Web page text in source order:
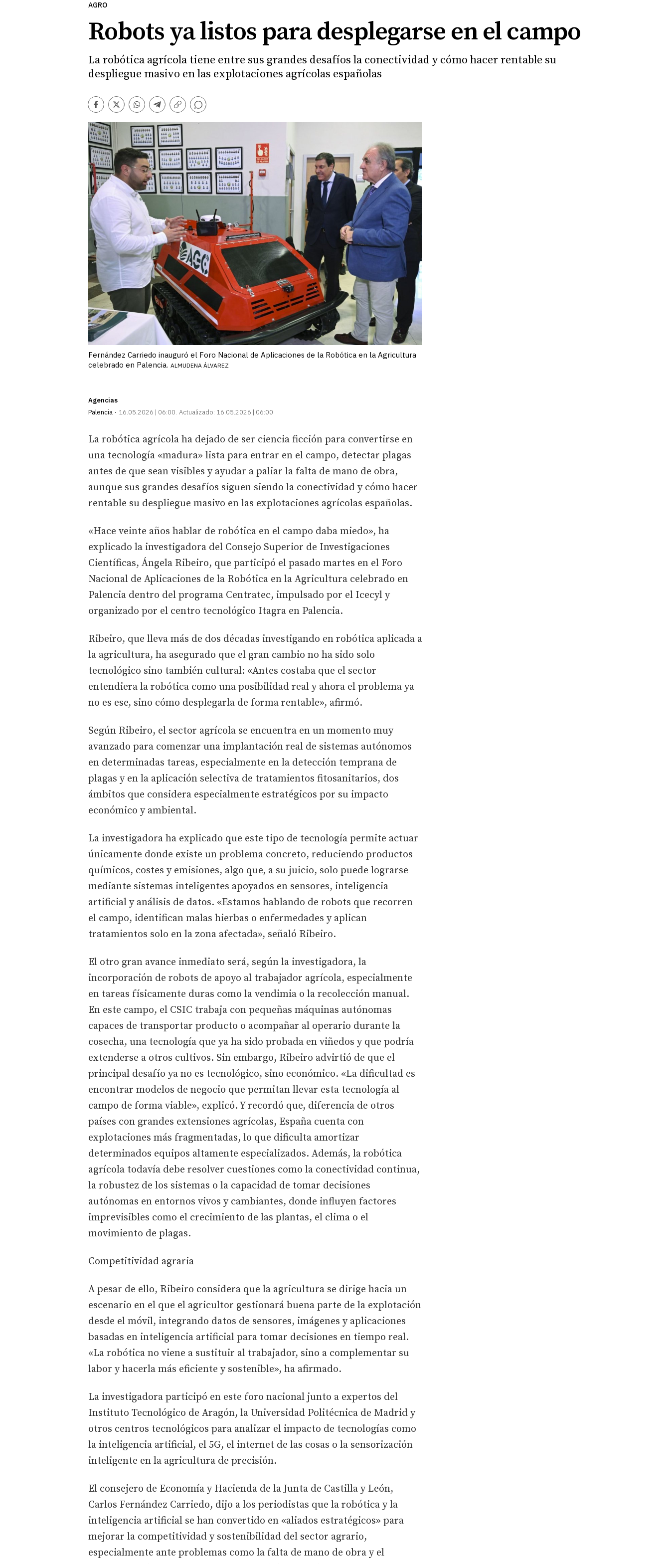
AGRO
Robots ya listos para desplegarse en el campo
La robótica agrícola tiene entre sus grandes desafíos la conectividad y cómo hacer rentable su
despliegue masivo en las explotaciones agrícolas españolas
Facebook
TwitterWhatsapp
Telegram
Copiar
enlace
Comentarios
Fernández Carriedo inauguró el Foro Nacional de Aplicaciones de la Robótica en la Agricultura
celebrado en Palencia. ALMUDENA ÁLVAREZ
Agencias
Palencia
16.05.2026 | 06:00 Actualizado: 16.05.2026 | 06:00
La robótica agrícola ha dejado de ser ciencia ficción para convertirse en
una tecnología «madura» lista para entrar en el campo, detectar plagas
antes de que sean visibles y ayudar a paliar la falta de mano de obra,
aunque sus grandes desafíos siguen siendo la conectividad y cómo hacer
rentable su despliegue masivo en las explotaciones agrícolas españolas.
«Hace veinte años hablar de robótica en el campo daba miedo», ha
explicado la investigadora del Consejo Superior de Investigaciones
Científicas, Ángela Ribeiro, que participó el pasado martes en el Foro
Nacional de Aplicaciones de la Robótica en la Agricultura celebrado en
Palencia dentro del programa Centratec, impulsado por el Icecyl y
organizado por el centro tecnológico Itagra en Palencia.
Ribeiro, que lleva más de dos décadas investigando en robótica aplicada a
la agricultura, ha asegurado que el gran cambio no ha sido solo
tecnológico sino también cultural: «Antes costaba que el sector
entendiera la robótica como una posibilidad real y ahora el problema ya
no es ese, sino cómo desplegarla de forma rentable», afirmó.
Según Ribeiro, el sector agrícola se encuentra en un momento muy
avanzado para comenzar una implantación real de sistemas autónomos
en determinadas tareas, especialmente en la detección temprana de
plagas y en la aplicación selectiva de tratamientos fitosanitarios, dos
ámbitos que considera especialmente estratégicos por su impacto
económico y ambiental.
La investigadora ha explicado que este tipo de tecnología permite actuar
únicamente donde existe un problema concreto, reduciendo productos
químicos, costes y emisiones, algo que, a su juicio, solo puede lograrse
mediante sistemas inteligentes apoyados en sensores, inteligencia
artificial y análisis de datos. «Estamos hablando de robots que recorren
el campo, identifican malas hierbas o enfermedades y aplican
tratamientos solo en la zona afectada», señaló Ribeiro.
El otro gran avance inmediato será, según la investigadora, la
incorporación de robots de apoyo al trabajador agrícola, especialmente
en tareas físicamente duras como la vendimia o la recolección manual.
En este campo, el CSIC trabaja con pequeñas máquinas autónomas
capaces de transportar producto o acompañar al operario durante la
cosecha, una tecnología que ya ha sido probada en viñedos y que podría
extenderse a otros cultivos. Sin embargo, Ribeiro advirtió de que el
principal desafío ya no es tecnológico, sino económico. «La dificultad es
encontrar modelos de negocio que permitan llevar esta tecnología al
campo de forma viable», explicó. Y recordó que, diferencia de otros
países con grandes extensiones agrícolas, España cuenta con
explotaciones más fragmentadas, lo que dificulta amortizar
determinados equipos altamente especializados. Además, la robótica
agrícola todavía debe resolver cuestiones como la conectividad continua,
la robustez de los sistemas o la capacidad de tomar decisiones
autónomas en entornos vivos y cambiantes, donde influyen factores
imprevisibles como el crecimiento de las plantas, el clima o el
movimiento de plagas.
Competitividad agraria
A pesar de ello, Ribeiro considera que la agricultura se dirige hacia un
escenario en el que el agricultor gestionará buena parte de la explotación
desde el móvil, integrando datos de sensores, imágenes y aplicaciones
basadas en inteligencia artificial para tomar decisiones en tiempo real.
«La robótica no viene a sustituir al trabajador, sino a complementar su
labor y hacerla más eficiente y sostenible», ha afirmado.
La investigadora participó en este foro nacional junto a expertos del
Instituto Tecnológico de Aragón, la Universidad Politécnica de Madrid y
otros centros tecnológicos para analizar el impacto de tecnologías como
la inteligencia artificial, el 5G, el internet de las cosas o la sensorización
inteligente en la agricultura de precisión.
El consejero de Economía y Hacienda de la Junta de Castilla y León,
Carlos Fernández Carriedo, dijo a los periodistas que la robótica y la
inteligencia artificial se han convertido en «aliados estratégicos» para
mejorar la competitividad y sostenibilidad del sector agrario,
especialmente ante problemas como la falta de mano de obra y el